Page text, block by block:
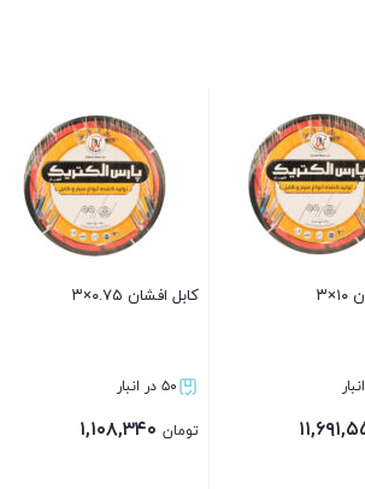
فتوسل فروزش ۱۰ آمپر
۵۰ در انبار
تومان۵۰,۰۰۰